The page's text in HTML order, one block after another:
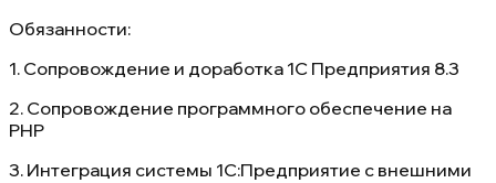
Обязанности:
1. Сопровождение и доработка 1С Предприятия 8.3
2. Сопровождение программного обеспечение на
PHP
3. Интеграция системы 1С:Предприятие с внешними